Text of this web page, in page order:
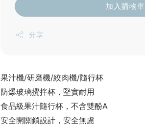
加入購物車
分享
果汁機/研磨機/絞肉機/隨行杯
防爆玻璃攪拌杯，堅實耐用
食品級果汁隨行杯，不含雙酚A
安全開關鎖設計，安全無慮